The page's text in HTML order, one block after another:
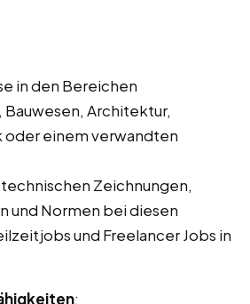
in den Bereichen
Bauwesen, Architektur,
einem verwandten
Zeichnungen,
und Normen bei diesen
und Freelancer Jobs in
: